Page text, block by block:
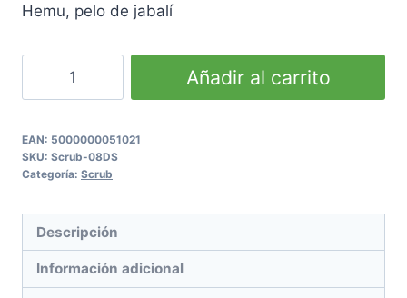
Hemu, pelo de jabalí
File
cantidad
Añadir al carrito
EAN: 5000000051021
SKU: Scrub-08DS
Categoría: Scrub
Descripción
Información adicional